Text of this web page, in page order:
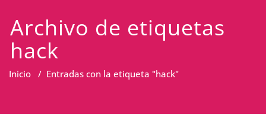
Archivo de etiquetas
hack
Inicio / Entradas con la etiqueta "hack"